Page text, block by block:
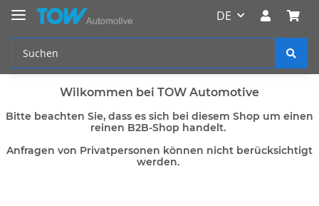
DE
Wilkommen bei TOW Automotive
Bitte beachten Sie, dass es sich bei diesem Shop um einen
reinen B2B-Shop handelt.
Anfragen von Privatpersonen können nicht berücksichtigt
werden.